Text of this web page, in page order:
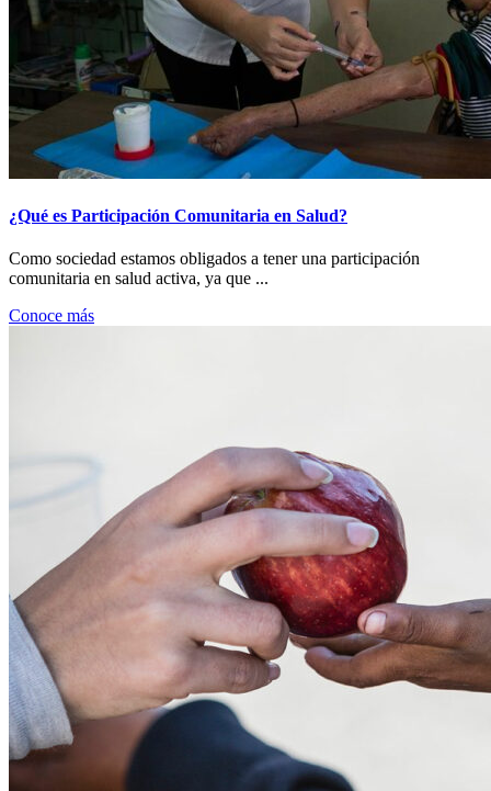
¿Qué es Participación Comunitaria en Salud?
Como sociedad estamos obligados a tener una participación
comunitaria en salud activa, ya que ...
Conoce más